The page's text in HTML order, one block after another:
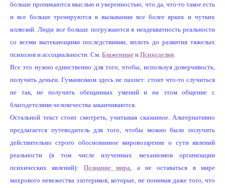
больше проникаются мыслью и уверенностью, что да, что-то такое есть
и все больше тренируются в вызывании все более ярких и чутких
иллюзий. Люди все больше погружаются в неадекватность реальности
со всеми вытекающими последствиями, вплоть до развития тяжелых
психозов и ассоциальности. См. Блаженные и Психоделия.
Все это нужно единственно для того, чтобы, используя доверчивость,
получить деньги. Гуманизмом здесь не пахнет: стоит что-то случиться
не так, не получить обещанных умений и на этом общение с
благодетелями человечества заканчиваются.
Остальной текст стоит смотреть, учитывая сказанное. Альтернативно
предлагается путеводитель для того, чтобы можно было получить
действительно строго обоснованное мировоззрение о сути явлений
реальности (в том числе изученных механизмов организации
психических явлений): Познание мира, а не оставаться в мире
махрового невежества эзотериков, которые, не понимая даже того, что